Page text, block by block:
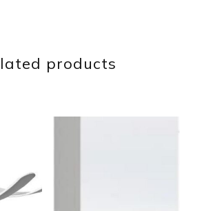
products